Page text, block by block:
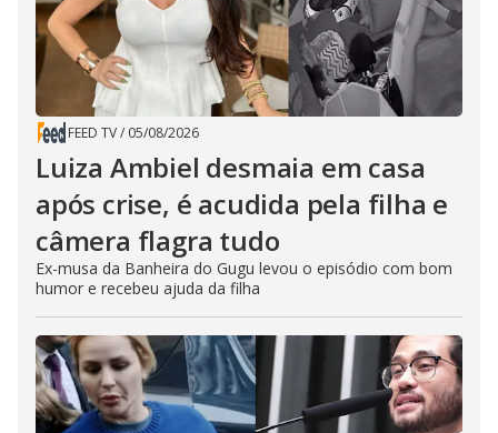
FEED TV/ 05/08/2026
Luiza Ambiel desmaia em casa
após crise, é acudida pela filha e
câmera flagra tudo
Ex-musa da Banheira do Gugu levou o episódio com bom
humor e recebeu ajuda da filha